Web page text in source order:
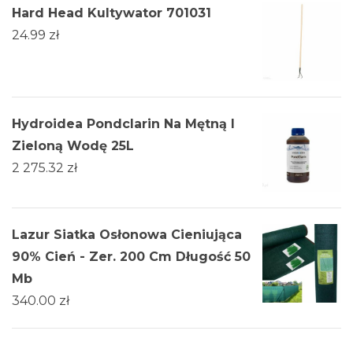
Hard Head Kultywator 701031
24.99 zł
Hydroidea Pondclarin Na Mętną I
Zieloną Wodę 25L
2 275.32 zł
Lazur Siatka Osłonowa Cieniująca
90% Cień - Zer. 200 Cm Długość 50
Mb
340.00 zł